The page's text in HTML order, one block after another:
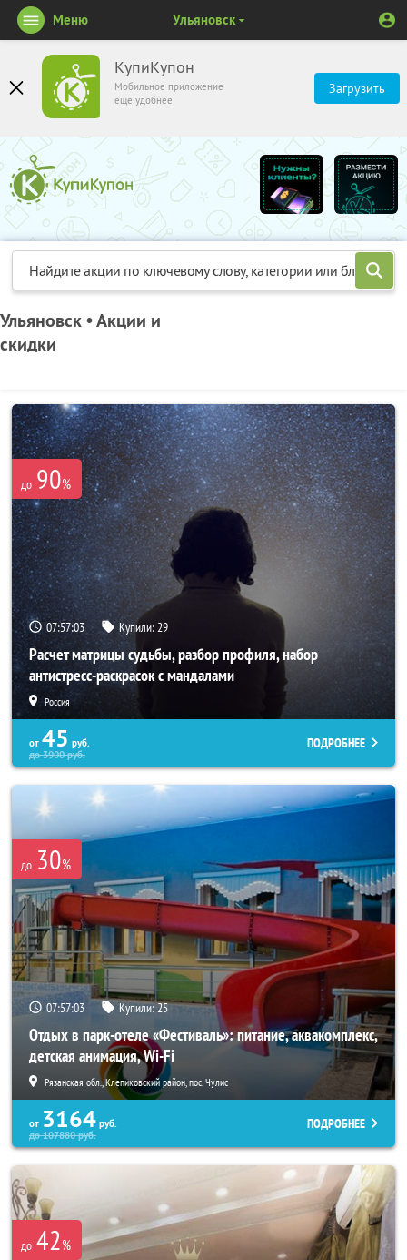
КупиКупон
Мобильное приложение
ещё удобнее
Загрузить
Меню Ульяновск
Ульяновск • Акции и
скидки
до 90%
07:56:59 Купили:29
Расчет матрицы судьбы, разбор профиля, набор
антистресс-раскрасок с мандалами
Россия
от 45 руб.
до3900руб.
ПОДРОБНЕЕ
до 30%
07:56:59 Купили:25
Отдых в парк-отеле «Фестиваль»: питание, аквакомплекс,
детская анимация, Wi-Fi
Рязанская обл., Клепиковский район, пос. Чулис
от 3164 руб.
до107880руб.
ПОДРОБНЕЕ
до 42%